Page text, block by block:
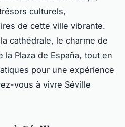
culturels,
de cette ville vibrante.
cathédrale, le charme de
la Plaza de España, tout en
pour une expérience
vous à vivre Séville